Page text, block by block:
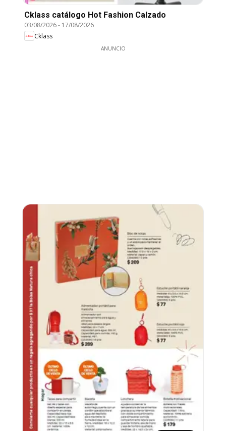
Cklass catálogo Hot Fashion Calzado
03/08/2026- 17/08/2026
Cklass
ANUNCIO